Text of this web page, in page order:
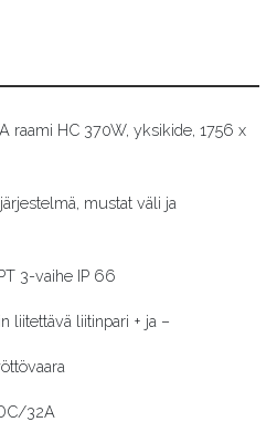
raami HC 370W, yksikide, 1756 x
mustat väli ja
3-vaihe IP 66
liitettävä liitinpari + ja –
32A